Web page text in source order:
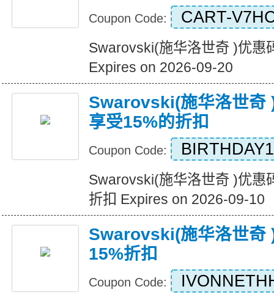
Coupon Code: CART-
Swarovski(施华洛世奇 )优惠
Expires on 2026-09-20
Swarovski(施华洛世奇
享受15%的折扣
Coupon Code:
Swarovski(施华洛世奇 )优惠
折扣 Expires on 2026-09-10
Swarovski(施华洛世奇
15%折扣
Coupon Code: